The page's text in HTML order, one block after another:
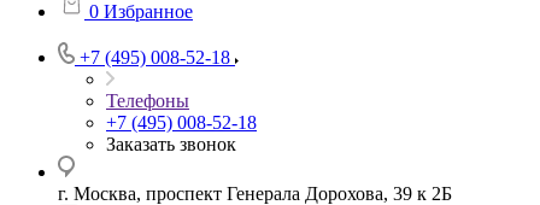
0 Избранное
+7 (495) 008-52-18
Телефоны
+7 (495) 008-52-18
Заказать звонок
г. Москва, проспект Генерала Дорохова, 39 к 2Б